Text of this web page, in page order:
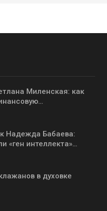
Миленская: как
Надежда Бабаева:
«ген интеллекта»…
в духовке